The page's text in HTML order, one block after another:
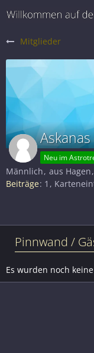
Mitglieder
Askanas
Neu im
Männlich aus Hagen
Beiträge 1
Pinnwand /
Es wurden noch